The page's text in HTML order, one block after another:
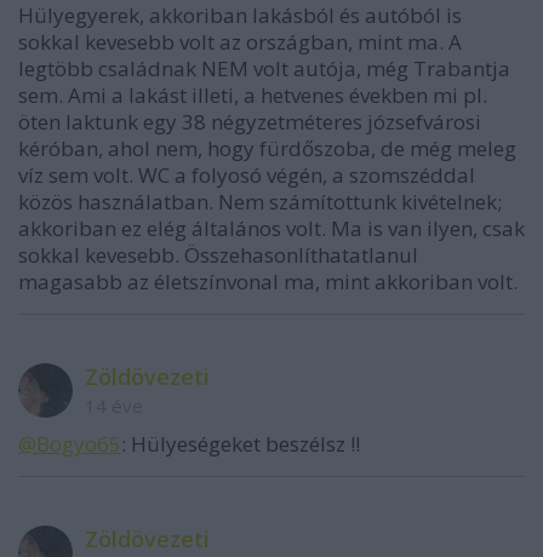
Hülyegyerek, akkoriban lakásból és autóból is
sokkal kevesebb volt az országban, mint ma. A
legtöbb családnak NEM volt autója, még Trabantja
sem. Ami a lakást illeti, a hetvenes években mi pl.
öten laktunk egy 38 négyzetméteres józsefvárosi
kéróban, ahol nem, hogy fürdőszoba, de még meleg
víz sem volt. WC a folyosó végén, a szomszéddal
közös használatban. Nem számítottunk kivételnek;
akkoriban ez elég általános volt. Ma is van ilyen, csak
sokkal kevesebb. Összehasonlíthatatlanul
magasabb az életszínvonal ma, mint akkoriban volt.
Zöldövezeti
@Bogyo65: Hülyeségeket beszélsz !!
Zöldövezeti